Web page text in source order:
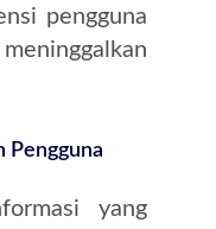
pengguna
Pengguna
yang